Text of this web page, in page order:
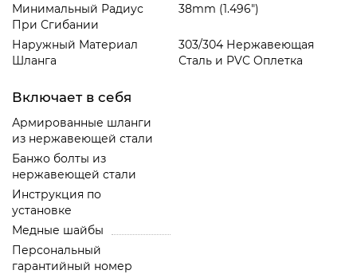
Минимальный Радиус
При Сгибании
38mm (1.496")
Наружный Материал
Шланга
303/304 Нержавеющая
Сталь и PVC Oплетка
Включает в себя
Армированные шланги
из нержавеющей стали
Банжо болты из
нержавеющей стали
Инструкция по
установке
Медные шайбы
Персональный
гарантийный номер